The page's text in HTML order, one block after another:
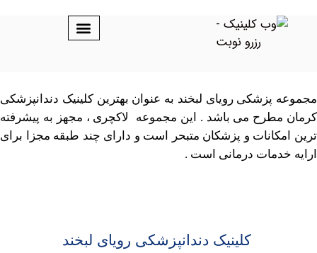
رویای لبخند به عنوان بهترین کلینیک دندانپزشکی
می باشد . این مجموعه لاکچری ، مجهز به پیشرفته
و پزشکان متبحر است و دارای چند طبقه مجزا برای
درمانی است .
کلینیک دندانپزشکی رویای لبخند